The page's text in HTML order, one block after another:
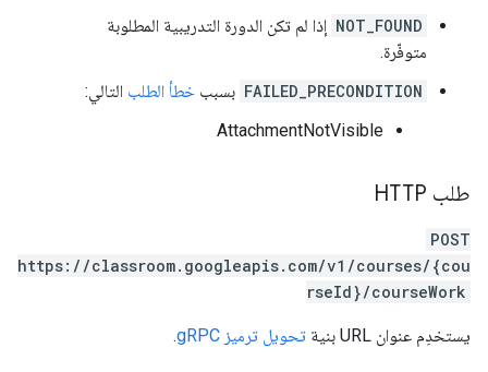
NOT_FOUND إذا لم تكن الدورة التدريبية المطلوبة
متوفّرة.
FAILED_PRECONDITION بسبب خطأ الطلب التالي:
AttachmentNotVisible
طلب HTTP
POST
https://classroom.googleapis.com/v1/courses/{cou
rseId}/courseWork
يستخدِم عنوان URL بنية تحويل ترميز gRPC .